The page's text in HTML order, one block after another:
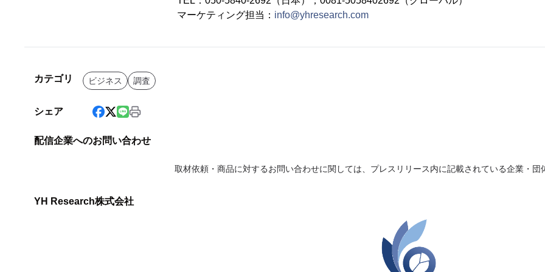
マーケティング担当： info@yhresearch.com
カテゴリ ビジネス 調査
シェア
配信企業へのお問い合わせ
取材依頼・商品に対するお問い合わせに関しては、プレスリリース内に記載されている企業・団
YH Research株式会社